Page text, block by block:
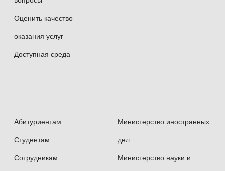
Предисловие, комментарии и сноски к
роману М. де Унамуно «Туман». М.,
Сборник статей к 80-летию профессора В.С.
Оценить качество
оказания услуг
Доступная среда
Абитуриентам
Студентам
Сотрудникам
Министерство иностранных
дел
Министерство науки и